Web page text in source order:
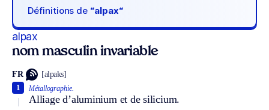
Définitions de “alpax“
alpax
nom masculin invariable
FR [alpaks]
Métallographie.
Alliage d’aluminium et de silicium.
1